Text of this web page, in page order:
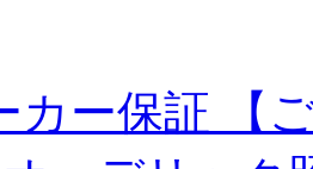
カー保証 【